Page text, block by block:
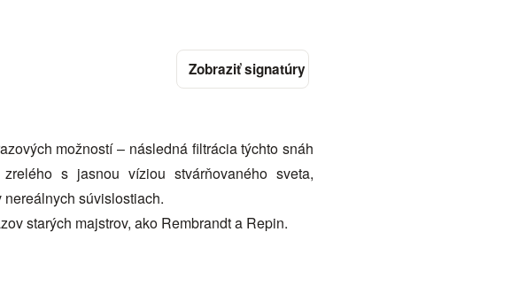
možností – následná filtrácia týchto snáh
s jasnou víziou stvárňovaného sveta,
súvislostiach.
starých majstrov, ako Rembrandt a Repin.